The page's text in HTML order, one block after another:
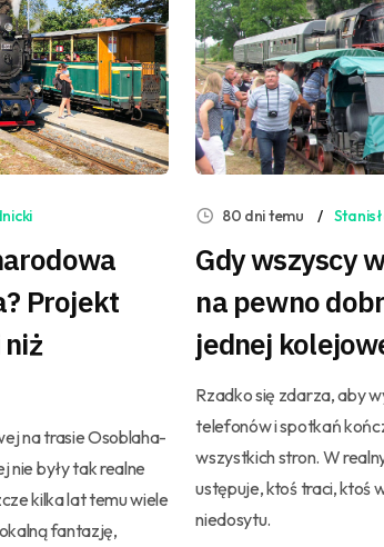
Projekt
na trasie Osoblaha-
nie były tak realne
kilka lat temu wiele
fantazję,
80 dni temu
Gdy wszyscy
na pewno
jednej
Rzadko się zdarza, aby
telefonów i spotkań
wszystkich stron. W
ustępuje, ktoś traci, ktoś
niedosytu.